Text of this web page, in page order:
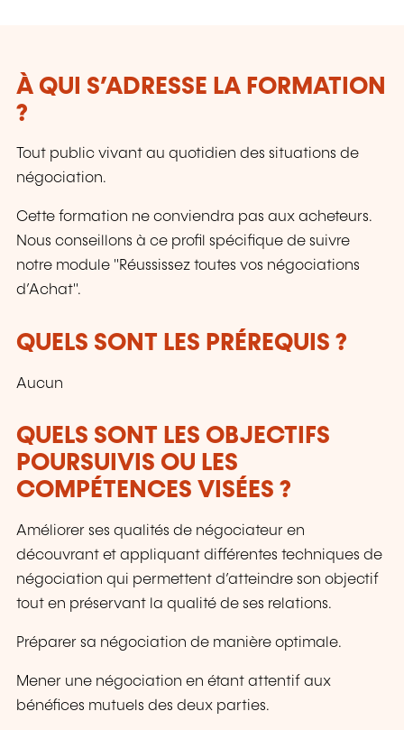
À QUI S’ADRESSE LA FORMATION
?
Tout public vivant au quotidien des situations de
négociation.
Cette formation ne conviendra pas aux acheteurs.
Nous conseillons à ce profil spécifique de suivre
notre module "Réussissez toutes vos négociations
d’Achat".
QUELS SONT LES PRÉREQUIS ?
Aucun
QUELS SONT LES OBJECTIFS
POURSUIVIS OU LES
COMPÉTENCES VISÉES ?
Améliorer ses qualités de négociateur en
découvrant et appliquant différentes techniques de
négociation qui permettent d’atteindre son objectif
tout en préservant la qualité de ses relations.
Préparer sa négociation de manière optimale.
Mener une négociation en étant attentif aux
bénéfices mutuels des deux parties.